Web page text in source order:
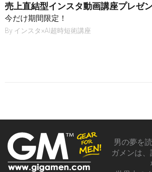
売上直結型インスタ動画講座プレゼ
今だけ期間限定！
By インスタ×AI超時短術講座
男の夢を
ガメンは、